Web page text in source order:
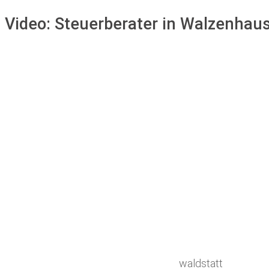
Video: Steuerberater in
waldstatt